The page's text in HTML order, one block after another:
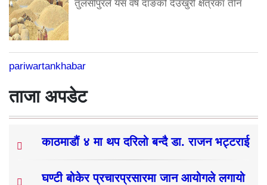
तुलसीपुरले यस वर्ष दाङको देउखुरी क्षेत्रका तीन
pariwartankhabar
ताजा अपडेट
काठमाडौं ४ मा थप दरिलो बन्दै डा. राजन भट्टराई
घण्टी बोकेर प्रचारप्रसारमा जान आयोगले लगायो